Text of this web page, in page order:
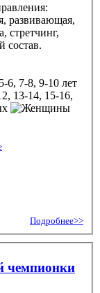
развивающая,
стретчинг,
состав.
6, 7-8, 9-10 лет
13-14, 15-16,
Подробнее>>
чемпионки